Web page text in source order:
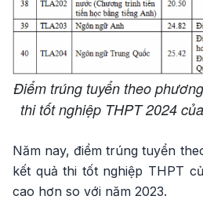
Điểm trúng tuyển theo
thi tốt nghiệp THPT 2024
Năm nay, điểm trúng tuyển
kết quả thi tốt nghiệp THPT
cao hơn so với năm 2023.